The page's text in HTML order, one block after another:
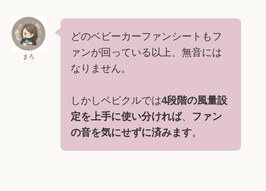
まろ
どのベビーカーファンシートもフ
ァンが回っている以上、無音には
なりません。
しかしベビクルでは4段階の風量設
定を上手に使い分ければ、 ファン
の音を気にせずに済みます。